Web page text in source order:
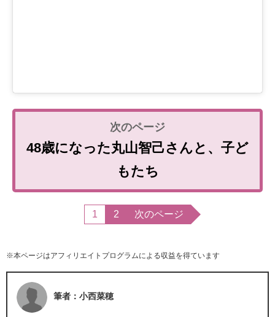
48歳になった丸山智己さんと、子ど
もたち
1 2 次のページ
※本ページはアフィリエイトプログラムによる収益を得ています
筆者：小西菜穂